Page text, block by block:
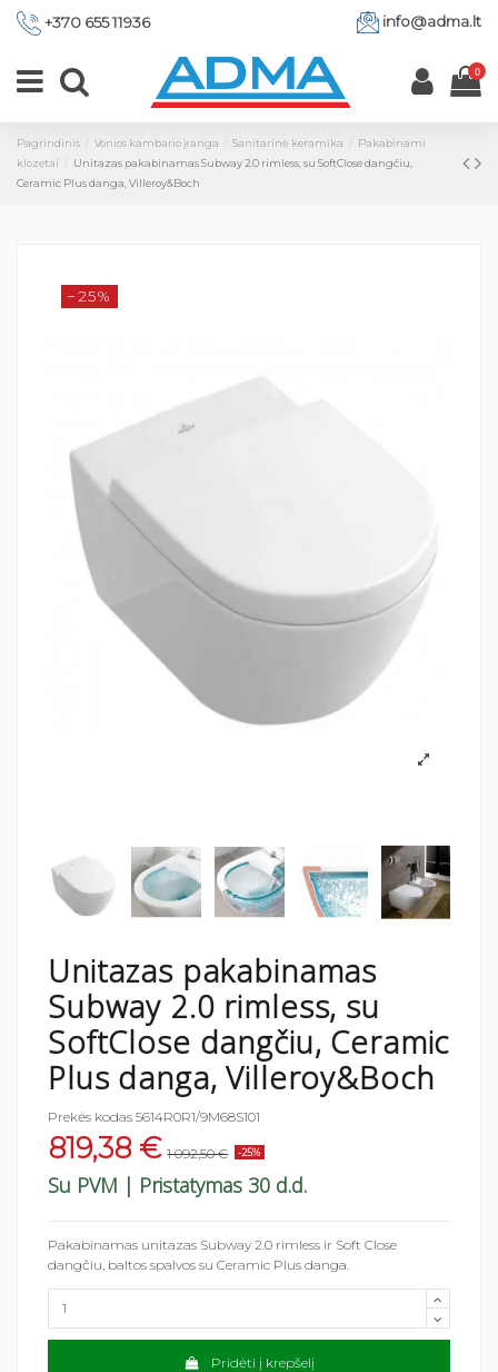
+370 655 11936 info@adma.lt
0
Pagrindinis Vonios kambario įranga Sanitarinė keramika
Pakabinami
klozetai
Unitazas pakabinamas Subway 2.0 rimless, su SoftClose dangčiu,
Ceramic Plus danga, Villeroy&Boch
−25%
Unitazas pakabinamas
Subway 2.0 rimless, su
SoftClose dangčiu, Ceramic
Plus danga, Villeroy&Boch
Prekės kodas 5614R0R1/9M68S101
819,38 € 1 092,50 € -25%
Su PVM | Pristatymas 30 d.d.
Pakabinamas unitazas Subway 2.0 rimless ir Soft Close
dangčiu, baltos spalvos su Ceramic Plus danga.
Pridėti į krepšelį